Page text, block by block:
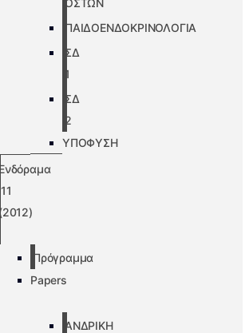
ΟΣΤΩΝ
ΠΑΙΔΟΕΝΔΟΚΡΙΝΟΛΟΓΙΑ
ΣΔ
1
ΣΔ
2
ΥΠΟΦΥΣΗ
Ενδόραμα
’11
(2012)
Πρόγραμμα
Papers
ΑΝΔΡΙΚΗ